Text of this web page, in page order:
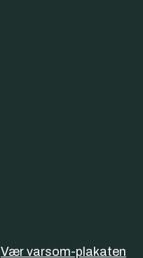
Vær varsom-plakaten